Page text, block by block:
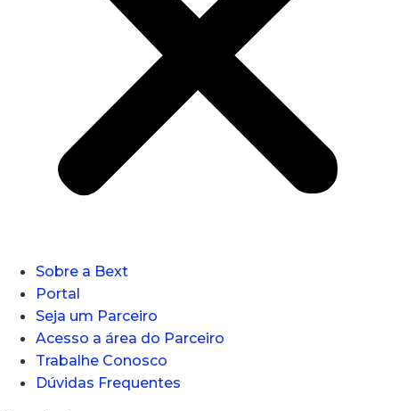
Sobre a Bext
Portal
Seja um Parceiro
Acesso a área do Parceiro
Trabalhe Conosco
Dúvidas Frequentes